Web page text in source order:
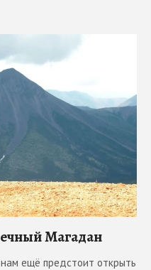
Магадан
ещё предстоит открыть